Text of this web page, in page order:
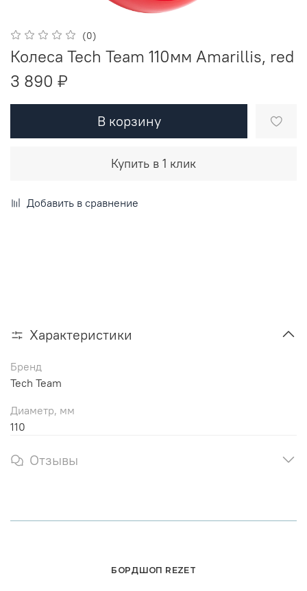
(0)
Колеса Tech Team 110мм Amarillis, red
3 890 ₽
В корзину
Купить в 1 клик
Добавить в сравнение
Характеристики
Бренд
Tech Team
Диаметр, мм
110
Отзывы
БОРДШОП REZET